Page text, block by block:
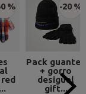
% -20 %
Pack guantes
+ gorro
desigual
gift...